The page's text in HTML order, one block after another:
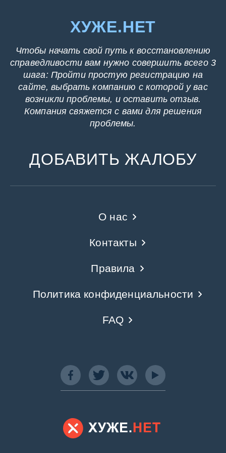
ХУЖЕ.НЕТ
Чтобы начать свой путь к восстановлению
справедливости вам нужно совершить всего 3
шага: Пройти простую регистрацию на
сайте, выбрать компанию с которой у вас
возникли проблемы, и оставить отзыв.
Компания свяжется с вами для решения
проблемы.
ДОБАВИТЬ ЖАЛОБУ
О нас
Контакты
Правила
Политика конфиденциальности
FAQ